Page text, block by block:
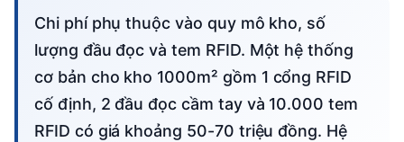
Chi phí phụ thuộc vào quy mô kho, số
lượng đầu đọc và tem RFID. Một hệ thống
cơ bản cho kho 1000m² gồm 1 cổng RFID
cố định, 2 đầu đọc cầm tay và 10.000 tem
RFID có giá khoảng 50-70 triệu đồng. Hệ